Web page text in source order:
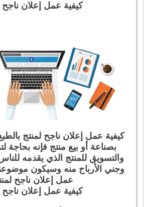
كيفية عمل إعلان ناجح
كيفية عمل إعلان ناجح لمنتج
بصناعة أو بيع منتج فإنه بحاجة
والتسويق للمنتج الذي يقدمه
وجني الأرباح منه وسيكون
عمل إعلان ناجح
كيفية عمل إعلان ناجح